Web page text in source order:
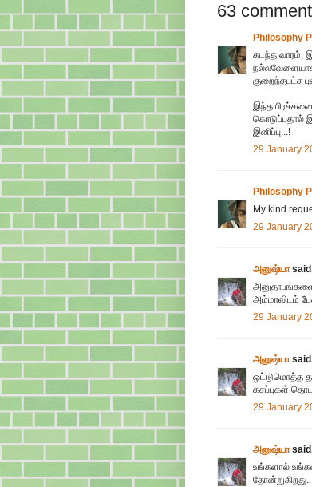
63
Philosophy
கடந்த வாரம்,
குறைந்தபட்ச
இந்த
கொடுப்பதால்
இனிப்பு...!
29 January
Philosophy
My kind
29 January
அனுஷ்யா
அம்மாவிடம்
29 January
அனுஷ்யா
ஒட்டுமொத்த
கசப்புகள்
29 January
அனுஷ்யா
உங்களால் உங்கள்